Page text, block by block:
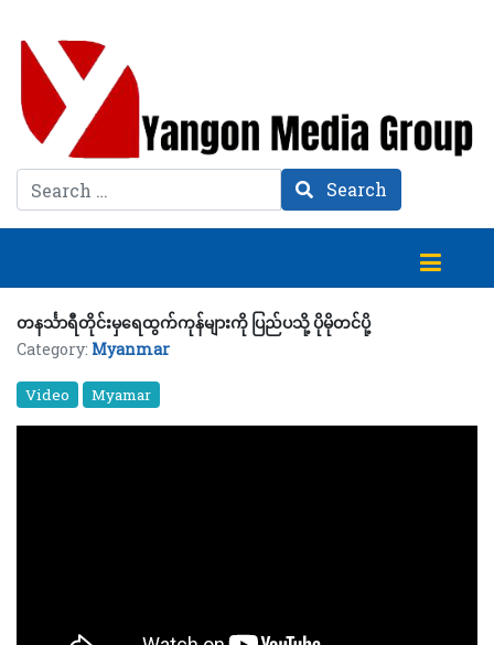
Search Search
တနင်္သာရီတိုင်းမှရေထွက်ကုန်များကို ပြည်ပသို့ ပိုမိုတင်ပို့
Category: Myanmar
Video Myamar